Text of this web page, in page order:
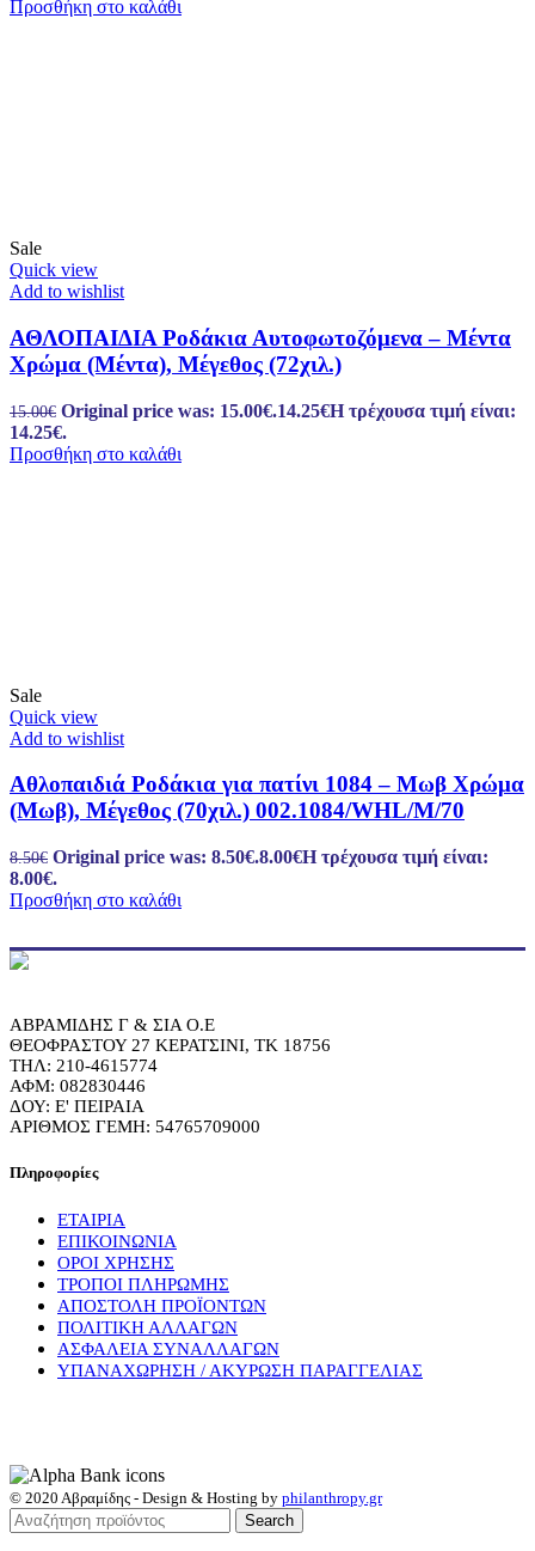
Προσθήκη στο καλάθι
Sale
Quick view
Add to wishlist
ΑΘΛΟΠΑΙΔΙΑ Ροδάκια Αυτοφωτοζόμενα – Μέντα
Χρώμα (Μέντα), Μέγεθος (72χιλ.)
15.00€ Original price was: 15.00€.14.25€Η τρέχουσα τιμή είναι:
14.25€.
Προσθήκη στο καλάθι
Sale
Quick view
Add to wishlist
Αθλοπαιδιά Ροδάκια για πατίνι 1084 – Μωβ Χρώμα
(Μωβ), Μέγεθος (70χιλ.) 002.1084/WHL/M/70
8.50€ Original price was: 8.50€.8.00€Η τρέχουσα τιμή είναι:
8.00€.
Προσθήκη στο καλάθι
ΑΒΡΑΜΙΔΗΣ Γ & ΣΙΑ Ο.Ε
ΘΕΟΦΡΑΣΤΟΥ 27 ΚΕΡΑΤΣΙΝΙ, ΤΚ 18756
ΤΗΛ: 210-4615774
ΑΦΜ: 082830446
ΔΟΥ: Ε' ΠΕΙΡΑΙΑ
ΑΡΙΘΜΟΣ ΓΕΜΗ: 54765709000
Πληροφορίες
ΕΤΑΙΡΙΑ
ΕΠΙΚΟΙΝΩΝΙΑ
ΟΡΟΙ ΧΡΗΣΗΣ
ΤΡΟΠΟΙ ΠΛΗΡΩΜΗΣ
ΑΠΟΣΤΟΛΗ ΠΡΟΪΟΝΤΩΝ
ΠΟΛΙΤΙΚΗ ΑΛΛΑΓΩΝ
ΑΣΦΑΛΕΙΑ ΣΥΝΑΛΛΑΓΩΝ
ΥΠΑΝΑΧΩΡΗΣΗ / ΑΚΥΡΩΣΗ ΠΑΡΑΓΓΕΛΙΑΣ
© 2020 Αβραμίδης - Design & Hosting by philanthropy.gr
Search